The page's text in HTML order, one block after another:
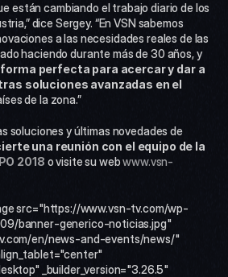
están cambiando el trabajo diario de los
dice Sergey. “En VSN sabemos
a las necesidades reales de las
empresas, lo hemos estado haciendo durante más de 30 años, y
perfecta para acercar y dar a
soluciones avanzadas en el
de la zona.”
soluciones y últimas novedades de
una reunión con el equipo de la
2018 o visite su web www.vsn-
src="https://www.vsn-tv.com/wp-
banner-generico-noticias.jpg"
en/news-and-events/news/"
_builder_version="3.26.5"